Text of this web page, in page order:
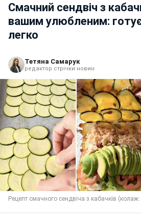
Смачний сендвіч з
вашим улюбленим:
легко
Тетяна Самарук
редактор стрічки новин
Рецепт смачного сендвіча з кабачків